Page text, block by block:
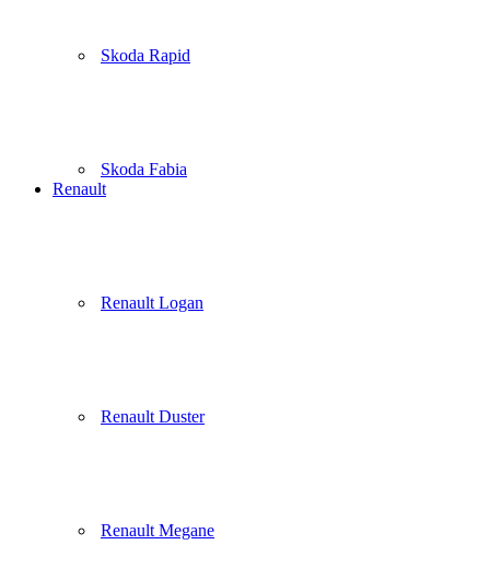
Skoda Rapid
Skoda Fabia
Renault
Renault Logan
Renault Duster
Renault Megane